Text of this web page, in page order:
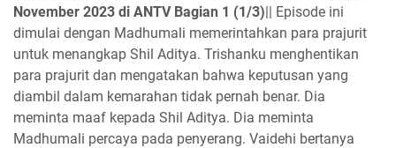
November 2023 di ANTV Bagian 1 (1/3)|| Episode ini
dimulai dengan Madhumali memerintahkan para prajurit
untuk menangkap Shil Aditya. Trishanku menghentikan
para prajurit dan mengatakan bahwa keputusan yang
diambil dalam kemarahan tidak pernah benar. Dia
meminta maaf kepada Shil Aditya. Dia meminta
Madhumali percaya pada penyerang. Vaidehi bertanya